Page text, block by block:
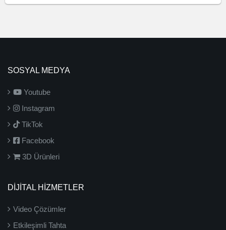
SOSYAL MEDYA
Youtube
Instagram
TikTok
Facebook
3D Ürünleri
DİJİTAL HİZMETLER
Video Çözümler
Etkileşimli Tahta